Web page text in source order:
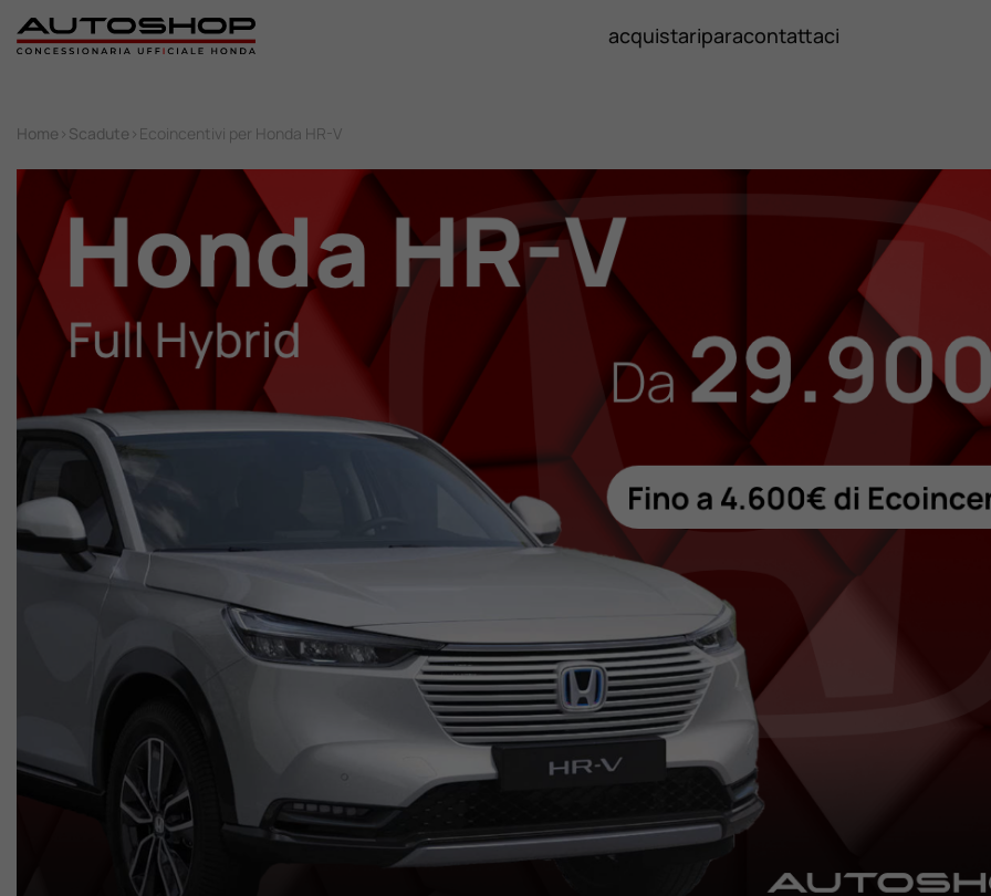
Nuovo
Usato
Promozioni
Ricambi
Valuta Il Tuo Usato
Lavora Con Noi
acquistariparacontattaci
Home > Scadute > Ecoincentivi per Honda HR-V